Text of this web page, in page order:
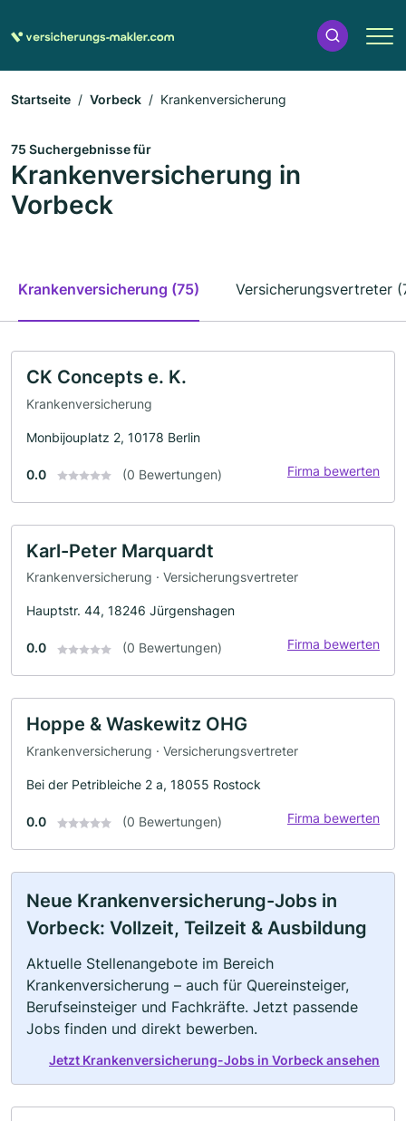
Startseite Vorbeck Krankenversicherung
75 Suchergebnisse für
Krankenversicherung in
Vorbeck
Krankenversicherung (75) Versicherungsvertreter
CK Concepts e. K.
Krankenversicherung
Monbijouplatz 2, 10178 Berlin
0.0 (0 Bewertungen) Firma bewerten
Karl-Peter Marquardt
Krankenversicherung · Versicherungsvertreter
Hauptstr. 44, 18246 Jürgenshagen
0.0 (0 Bewertungen) Firma bewerten
Hoppe & Waskewitz OHG
Krankenversicherung · Versicherungsvertreter
Bei der Petribleiche 2 a, 18055 Rostock
0.0 (0 Bewertungen) Firma bewerten
Neue Krankenversicherung-Jobs in
Vorbeck: Vollzeit, Teilzeit & Ausbildung
Aktuelle Stellenangebote im Bereich
Krankenversicherung – auch für Quereinsteiger,
Berufseinsteiger und Fachkräfte. Jetzt passende
Jobs finden und direkt bewerben.
Jetzt Krankenversicherung-Jobs in Vorbeck ansehen